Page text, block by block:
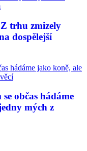
trhu zmizely
dospělejší
občas hádáme
mých z